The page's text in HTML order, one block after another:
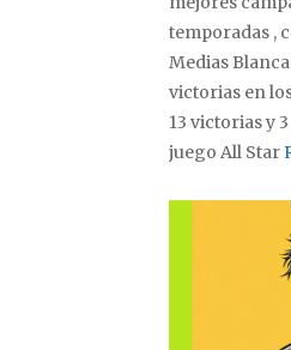
temporadas ,
Medias
victorias en
13 victorias y
juego All Star